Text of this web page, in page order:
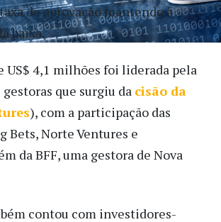
de aprovação mantendo a
baixa.
US$ 4,1 milhões foi liderada pela
gestoras que surgiu da cisão da
), com a participação das
Bets, Norte Ventures e
da BFF, uma gestora de Nova
contou com investidores-